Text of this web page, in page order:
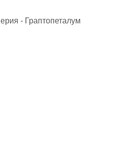
- Граптопеталум